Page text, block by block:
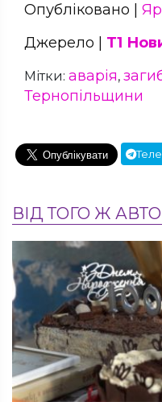
Опубліковано |
Джерело | Т1
Мітки: аварія,
Тернопільщини
ВІД ТОГО Ж